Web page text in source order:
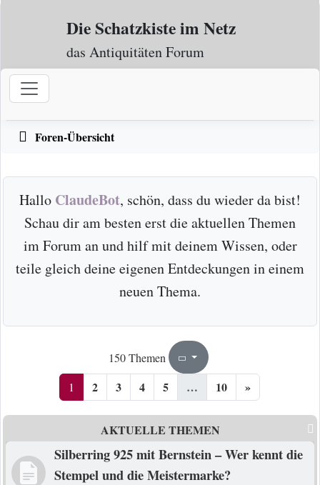
Zum Inhalt
Die Schatzkiste im Netz
das Antiquitäten Forum
Foren-Übersicht
Hallo ClaudeBot, schön, dass du wieder da bist!
Schau dir am besten erst die aktuellen Themen
im Forum an und hilf mit deinem Wissen, oder
teile gleich deine eigenen Entdeckungen in einem
neuen Thema.
150 Themen Seite1
1 2 3 4 5 … 10 »
AKTUELLE THEMEN
Silberring 925 mit Bernstein – Wer kennt die
Stempel und die Meistermarke?